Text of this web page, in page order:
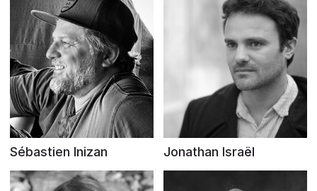
Sébastien Inizan Jonathan Israël